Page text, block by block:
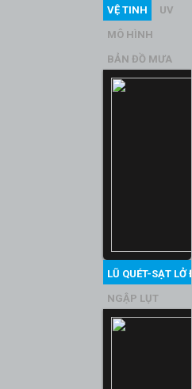
VỆ TINH UV
MÔ HÌNH
BẢN ĐỒ MƯA
LŨ QUÉT-SẠT LỞ
NGẬP LỤT